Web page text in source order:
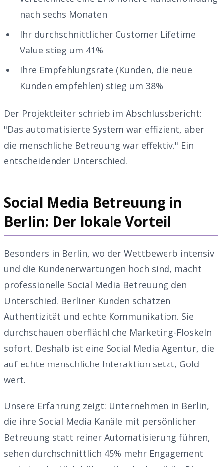
nach sechs Monaten
Ihr durchschnittlicher Customer Lifetime
Value stieg um 41%
Ihre Empfehlungsrate (Kunden, die neue
Kunden empfehlen) stieg um 38%
Der Projektleiter schrieb im Abschlussbericht:
"Das automatisierte System war effizient, aber
die menschliche Betreuung war effektiv." Ein
entscheidender Unterschied.
Social Media Betreuung in
Berlin: Der lokale Vorteil
Besonders in Berlin, wo der Wettbewerb intensiv
und die Kundenerwartungen hoch sind, macht
professionelle Social Media Betreuung den
Unterschied. Berliner Kunden schätzen
Authentizität und echte Kommunikation. Sie
durchschauen oberflächliche Marketing-Floskeln
sofort. Deshalb ist eine Social Media Agentur, die
auf echte menschliche Interaktion setzt, Gold
wert.
Unsere Erfahrung zeigt: Unternehmen in Berlin,
die ihre Social Media Kanäle mit persönlicher
Betreuung statt reiner Automatisierung führen,
sehen durchschnittlich 45% mehr Engagement